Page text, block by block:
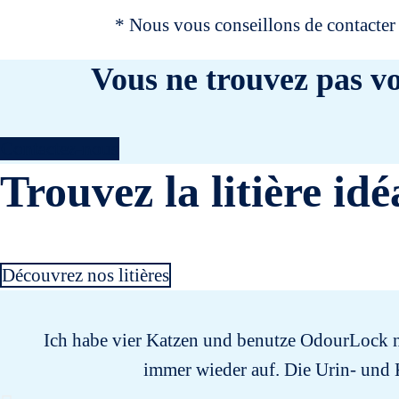
* Nous vous conseillons de
Vous ne trouvez pas
Trouvez la litière
Découvrez nos litières
Ich habe vier Katzen und benutze OdourLock
immer wieder auf. Die Urin- und